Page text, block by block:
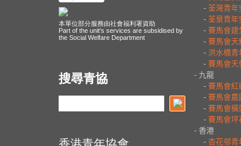
本單位部分服務由社會福利署資助
Part of the unit's services are subsidised by
the Social Welfare Department
搜尋青協